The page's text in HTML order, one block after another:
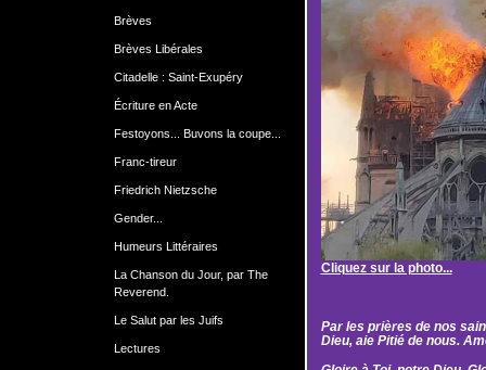
Brèves
Brèves Libérales
Citadelle : Saint-Exupéry
Écriture en Acte
Festoyons... Buvons la coupe...
Franc-tireur
Friedrich Nietzsche
Gender...
Humeurs Littéraires
La Chanson du Jour, par The
Reverend.
Le Salut par les Juifs
Lectures
Cliquez sur la photo...
Par les prières de nos
Dieu, aie Pitié de nous.